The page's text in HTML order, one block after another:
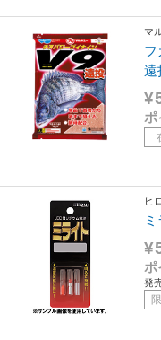
マ
フ
遠
ポ
ヒ
ポ
発